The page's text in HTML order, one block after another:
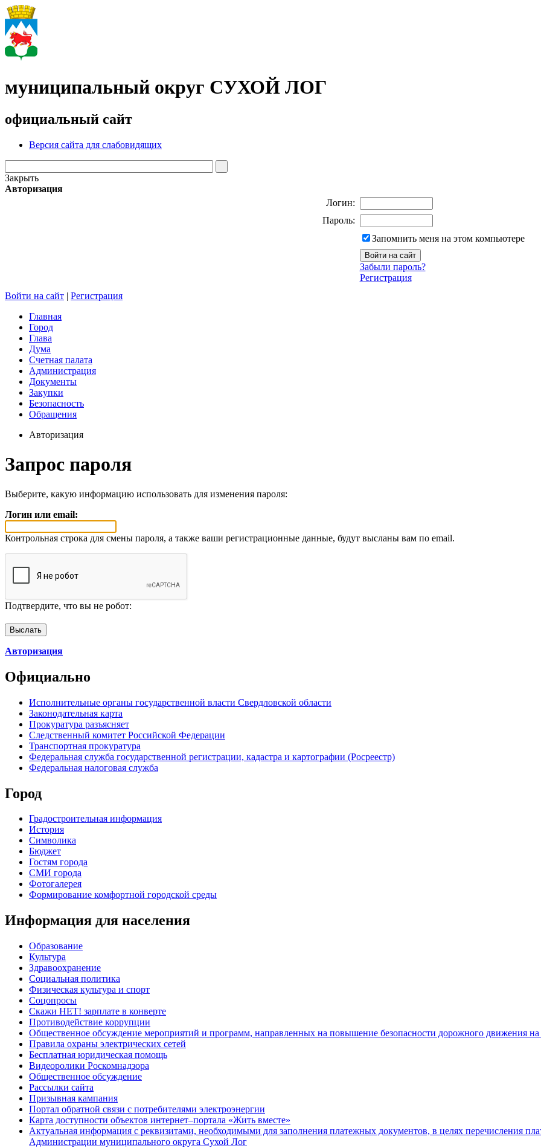
муниципальный округ СУХОЙ ЛОГ
официальный сайт
Версия сайта для слабовидящих
Закрыть
Авторизация
Логин:
Пароль:
Запомнить меня на этом компьютере
Забыли пароль?
Регистрация
Войти на сайт | Регистрация
Главная
Город
Глава
Дума
Счетная палата
Администрация
Документы
Закупки
Безопасность
Обращения
Авторизация
Запрос пароля
Выберите, какую информацию использовать для изменения пароля:
Логин или email:
Контрольная строка для смены пароля, а также ваши регистрационные данные, будут высланы вам по email.
Подтвердите, что вы не робот:
Авторизация
Официально
Исполнительные органы государственной власти Свердловской области
Законодательная карта
Прокуратура разъясняет
Следственный комитет Российской Федерации
Транспортная прокуратура
Федеральная служба государственной регистрации, кадастра и картографии (Росреестр)
Федеральная налоговая служба
Город
Градостроительная информация
История
Символика
Бюджет
Гостям города
СМИ города
Фотогалерея
Формирование комфортной городской среды
Информация для населения
Образование
Культура
Здравоохранение
Социальная политика
Физическая культура и спорт
Соцопросы
Скажи НЕТ! зарплате в конверте
Противодействие коррупции
Общественное обсуждение мероприятий и программ, направленных на повышение безопасности дорожного движения на
Правила охраны электрических сетей
Бесплатная юридическая помощь
Видеоролики Роскомнадзора
Общественное обсуждение
Рассылки сайта
Призывная кампания
Портал обратной связи с потребителями электроэнергии
Карта доступности объектов интернет–портала «Жить вместе»
Актуальная информация с реквизитами, необходимыми для заполнения платежных документов, в целях перечисления
Администрации муниципального округа Сухой Лог